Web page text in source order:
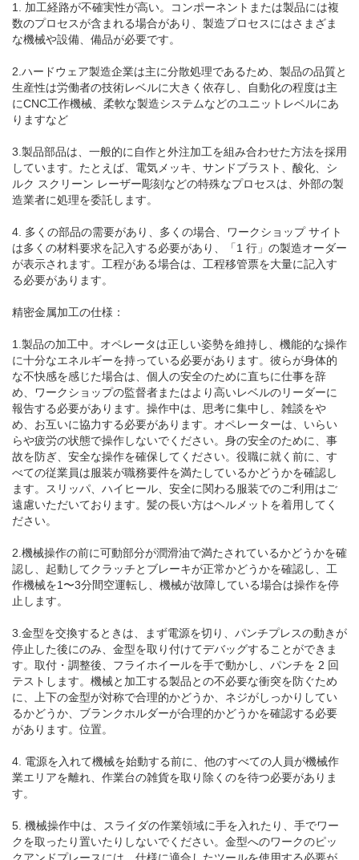
1. 加工経路が不確実性が高い。コンポーネントまたは製品には複
数のプロセスが含まれる場合があり、製造プロセスにはさまざま
な機械や設備、備品が必要です。
2.ハードウェア製造企業は主に分散処理であるため、製品の品質と
生産性は労働者の技術レベルに大きく依存し、自動化の程度は主
にCNC工作機械、柔軟な製造システムなどのユニットレベルにあ
りますなど
3.製品部品は、一般的に自作と外注加工を組み合わせた方法を採用
しています。たとえば、電気メッキ、サンドブラスト、酸化、シ
ルク スクリーン レーザー彫刻などの特殊なプロセスは、外部の製
造業者に処理を委託します。
4. 多くの部品の需要があり、多くの場合、ワークショップ サイト
は多くの材料要求を記入する必要があり、「1 行」の製造オーダー
が表示されます。工程がある場合は、工程移管票を大量に記入す
る必要があります。
精密金属加工の仕様：
1.製品の加工中。オペレータは正しい姿勢を維持し、機能的な操作
に十分なエネルギーを持っている必要があります。彼らが身体的
な不快感を感じた場合は、個人の安全のために直ちに仕事を辞
め、ワークショップの監督者またはより高いレベルのリーダーに
報告する必要があります。操作中は、思考に集中し、雑談をや
め、お互いに協力する必要があります。オペレーターは、いらい
らや疲労の状態で操作しないでください。身の安全のために、事
故を防ぎ、安全な操作を確保してください。役職に就く前に、す
べての従業員は服装が職務要件を満たしているかどうかを確認し
ます。スリッパ、ハイヒール、安全に関わる服装でのご利用はご
遠慮いただいております。髪の長い方はヘルメットを着用してく
ださい。
2.機械操作の前に可動部分が潤滑油で満たされているかどうかを確
認し、起動してクラッチとブレーキが正常かどうかを確認し、工
作機械を1〜3分間空運転し、機械が故障している場合は操作を停
止します。
3.金型を交換するときは、まず電源を切り、パンチプレスの動きが
停止した後にのみ、金型を取り付けてデバッグすることができま
す。取付・調整後、フライホイールを手で動かし、パンチを 2 回
テストします。機械と加工する製品との不必要な衝突を防ぐため
に、上下の金型が対称で合理的かどうか、ネジがしっかりしてい
るかどうか、ブランクホルダーが合理的かどうかを確認する必要
があります。位置。
4. 電源を入れて機械を始動する前に、他のすべての人員が機械作
業エリアを離れ、作業台の雑貨を取り除くのを待つ必要がありま
す。
5. 機械操作中は、スライダの作業領域に手を入れたり、手でワー
クを取ったり置いたりしないでください。金型へのワークのピッ